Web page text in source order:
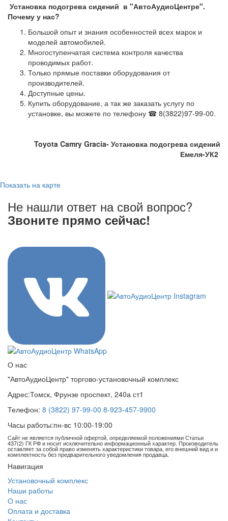
Установка подогрева сидений в "АвтоАудиоЦентре".
Почему у нас?
Большой опыт и знания особенностей всех марок и
моделей автомобилей.
Многоступенчатая система контроля качества
проводимых работ.
Только прямые поставки оборудования от
производителей.
Доступные цены.
Купить оборудование, а так же заказать услугу по
установке, вы можете по телефону ☎ 8(3822)97-99-00.
Toyota Camry Gracia- Установка подогрева сидений
Емеля-УК2
Показать на карте
Не нашли ответ на свой вопрос?
Звоните прямо сейчас!
О нас
"АвтоАудиоЦентр" торгово-установочный комплекс
Адрес:Томск, Фрунзе проспект, 240а ст1
Телефон: 8 (3822) 97-99-00 8-923-457-9900
Часы работы:пн-вс 10:00-19:00
Сайт не является публичной офертой, определяемой положениями Статьи
437(2) ГК РФ и носит исключительно информационный характер. Производитель
оставляет за собой право изменять характеристики товара, его внешний вид и и
комплектность без предварительного уведомления продавца.
Навигация
Установочный комплекс
Наши работы
О нас
Оплата и доставка